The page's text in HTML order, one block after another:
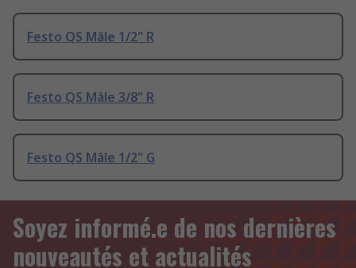
Festo QS Mâle 1/2" R
Festo QS Mâle 3/8" R
Festo QS Mâle 1/2" G
Soyez informé.e de nos dernières
nouveautés et actualités